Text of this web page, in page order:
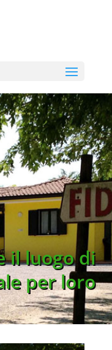
il luogo di
per loro